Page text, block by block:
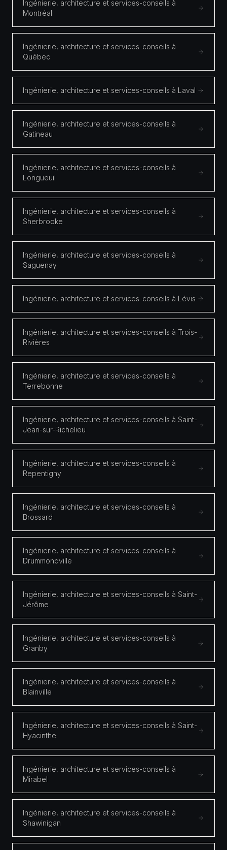
Ingénierie, architecture et services-conseils à
Montréal
Ingénierie, architecture et services-conseils à
Québec
Ingénierie, architecture et services-conseils à Laval
Ingénierie, architecture et services-conseils à
Gatineau
Ingénierie, architecture et services-conseils à
Longueuil
Ingénierie, architecture et services-conseils à
Sherbrooke
Ingénierie, architecture et services-conseils à
Saguenay
Ingénierie, architecture et services-conseils à Lévis
Ingénierie, architecture et services-conseils à Trois-
Rivières
Ingénierie, architecture et services-conseils à
Terrebonne
Ingénierie, architecture et services-conseils à Saint-
Jean-sur-Richelieu
Ingénierie, architecture et services-conseils à
Repentigny
Ingénierie, architecture et services-conseils à
Brossard
Ingénierie, architecture et services-conseils à
Drummondville
Ingénierie, architecture et services-conseils à Saint-
Jérôme
Ingénierie, architecture et services-conseils à
Granby
Ingénierie, architecture et services-conseils à
Blainville
Ingénierie, architecture et services-conseils à Saint-
Hyacinthe
Ingénierie, architecture et services-conseils à
Mirabel
Ingénierie, architecture et services-conseils à
Shawinigan